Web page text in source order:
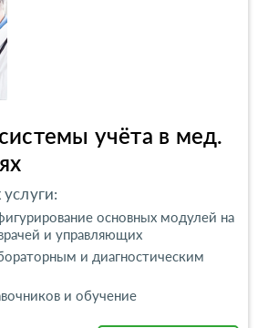
учёта в мед.
основных модулей на
и управляющих
и диагностическим
и обучение